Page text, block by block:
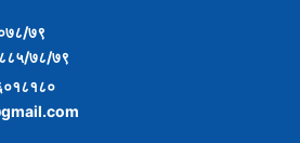
७९
७८/७९